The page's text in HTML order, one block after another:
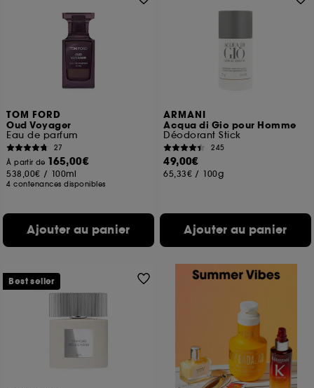
TOM FORD
Oud Voyager
Eau de parfum
27
À partir de 165,00€
538,00€ / 100ml
4 contenances disponibles
Ajouter au panier
ARMANI
Acqua di Gio pour Homme
Déodorant Stick
245
49,00€
65,33€ / 100g
Ajouter au panier
Best seller